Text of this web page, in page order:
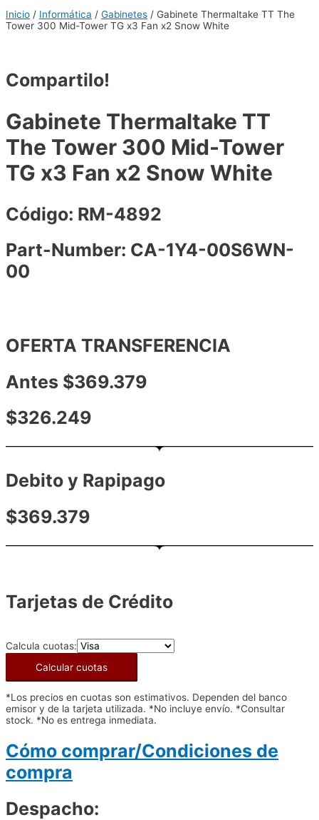
Inicio / Informática / Gabinetes / Gabinete Thermaltake TT The
Tower 300 Mid-Tower TG x3 Fan x2 Snow White
Compartilo!
Gabinete Thermaltake TT
The Tower 300 Mid-Tower
TG x3 Fan x2 Snow White
Código: RM-4892
Part-Number: CA-1Y4-00S6WN-
00
OFERTA TRANSFERENCIA
Antes $369.379
$326.249
Debito y Rapipago
$369.379
Tarjetas de Crédito
Calcula cuotas:
Calcular cuotas
*Los precios en cuotas son estimativos. Dependen del banco
emisor y de la tarjeta utilizada. *No incluye envío. *Consultar
stock. *No es entrega inmediata.
Cómo comprar/Condiciones de
compra
Despacho: